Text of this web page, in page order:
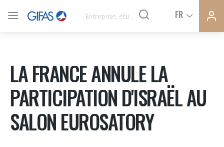
FR
À LA UNE
LA FRANCE ANNULE LA
PARTICIPATION D'ISRAËL AU
SALON EUROSATORY
VOUS ÊTES ADHÉRENTS
DEMANDE D’ADHÉSION